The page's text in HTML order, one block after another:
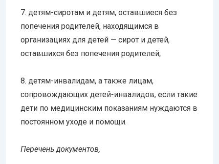
7. детям-сиротам и детям, оставшиеся без
попечения родителей, находящимся в
организациях для детей — сирот и детей,
оставшихся без попечения родителей;
8. детям-инвалидам, а также лицам,
сопровождающих детей-инвалидов, если такие
дети по медицинским показаниям нуждаются в
постоянном уходе и помощи.
Перечень документов,